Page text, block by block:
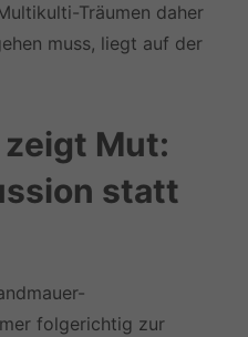
Träumen daher
muss, liegt auf der
zeigt Mut:
statt
folgerichtig zur